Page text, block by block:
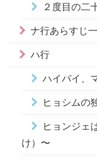
２度目の二
ナ行あらすじ
ハ行
ハイバイ、
ヒョシムの
ヒョンジェ
け）〜